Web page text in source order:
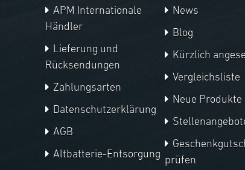
APM Internationale
Händler
Lieferung und
Rücksendungen
Zahlungsarten
Datenschutzerklärung
AGB
Altbatterie-Entsorgung
News
Blog
Kürzlich
Vergleichsliste
Neue Produkte
prüfen